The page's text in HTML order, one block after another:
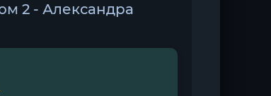
2 - Александра